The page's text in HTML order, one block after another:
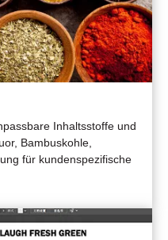
Inhaltsstoffe und
Bambuskohle,
für kundenspezifische